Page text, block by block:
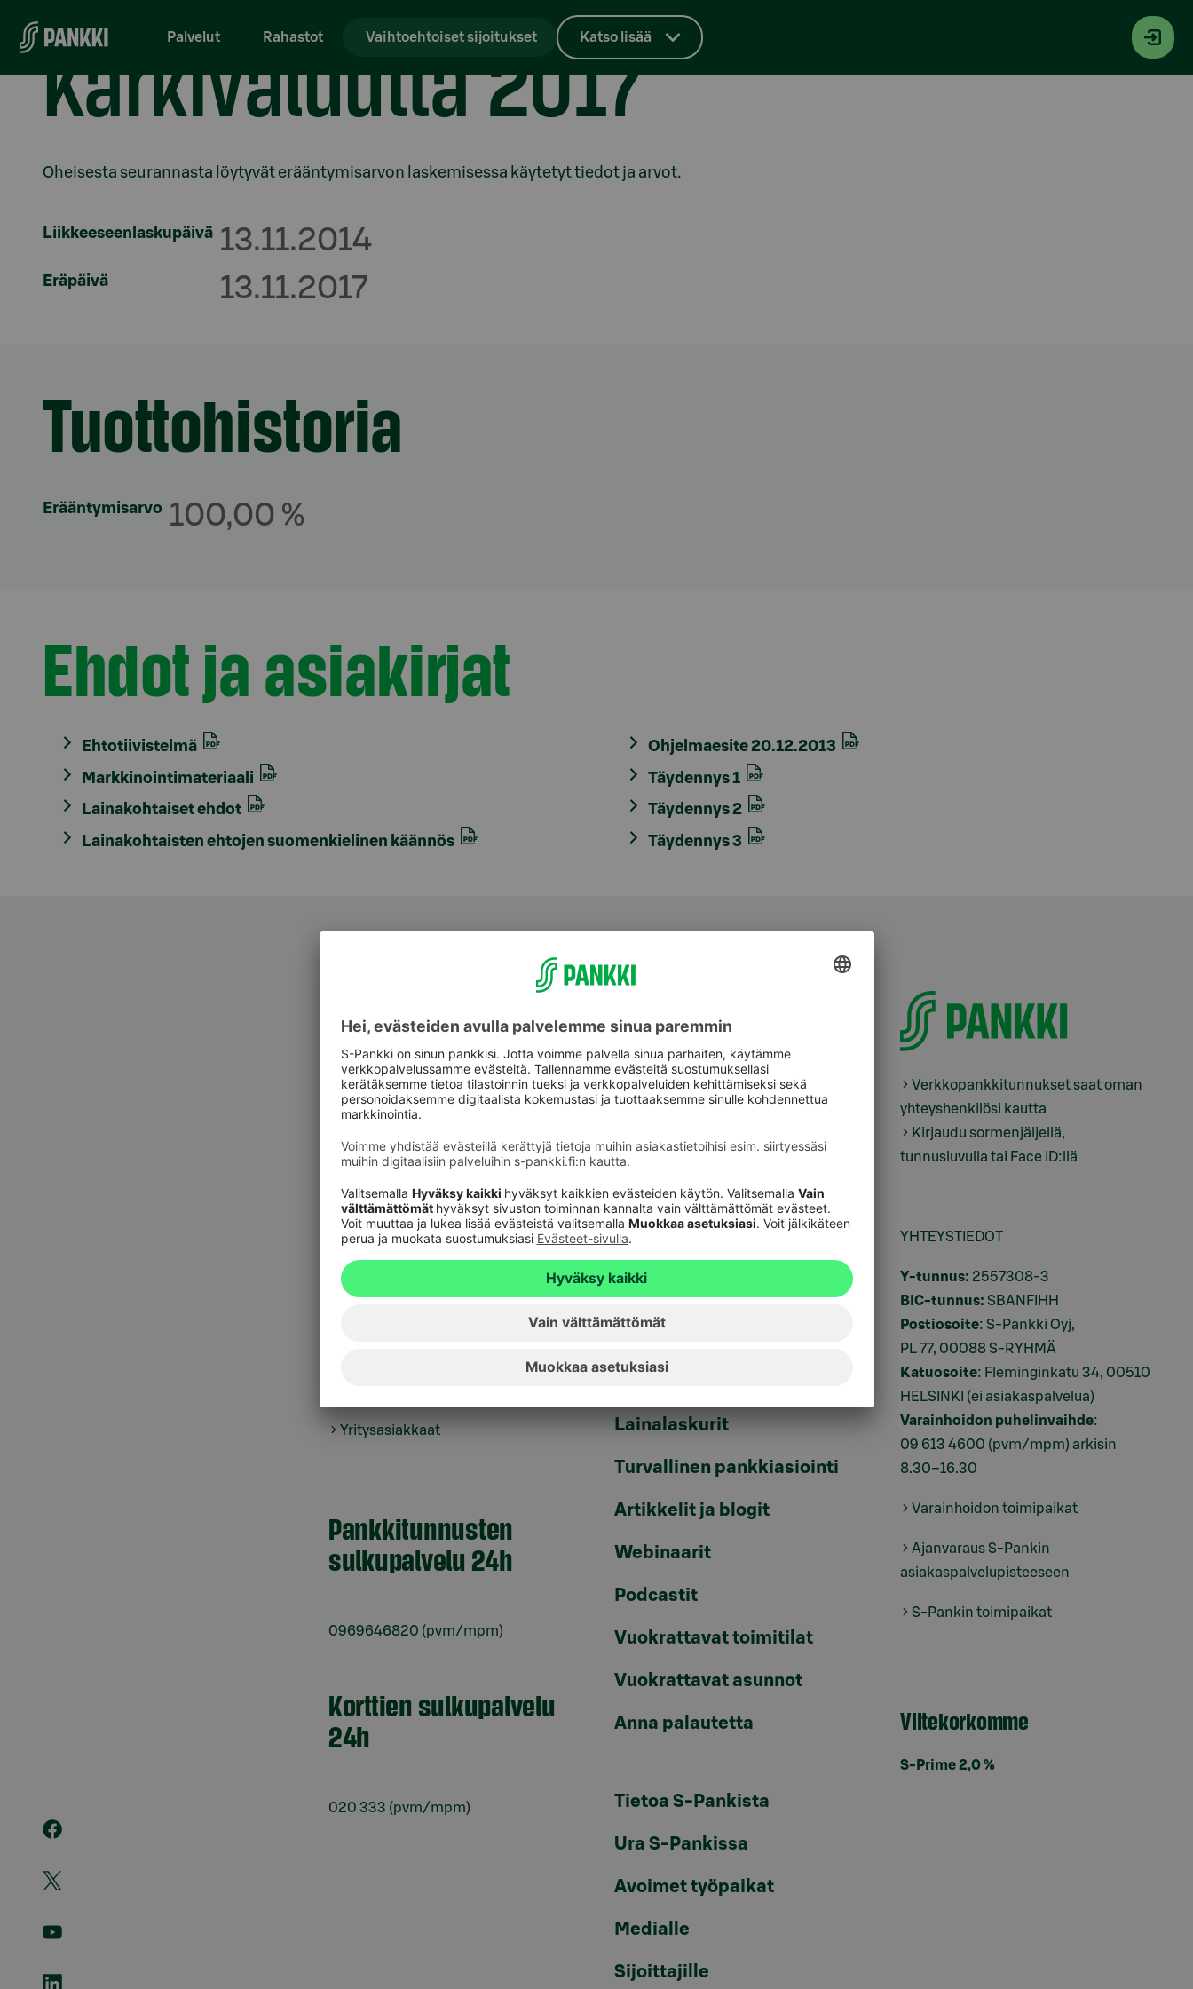
Palvelut Rahastot Vaihtoehtoiset sijoitukset Katso lisää
Kärkivaluutta 2017
Osio otsikolla
Oheisesta seurannasta löytyvät erääntymisarvon laskemisessa käytetyt tiedot ja arvot.
Liikkeeseenlaskupäivä 13.11.2014
Eräpäivä 13.11.2017
Tuottohistoria
Erääntymisarvo 100,00 %
Ehdot ja asiakirjat
Ehtotiivistelmä
Markkinointimateriaali
Lainakohtaiset ehdot
Lainakohtaisten ehtojen suomenkielinen käännös
Ohjelmaesite 20.12.2013
Täydennys 1
Täydennys 2
Täydennys 3
Asiakastuki
Private Banking -asiakkaana voit olla
suoraan yhteydessä
yksityispankkiiriisi.
Yksityispankkiirit
Yritysasiakkaat
Pankkitunnusten
sulkupalvelu 24h
0969646820 (pvm/mpm)
Korttien sulkupalvelu
24h
020 333 (pvm/mpm)
Palvelut
Rahastot
Vaihtoehtoiset sijoitukset
Tule asiakkaaksi
Lainalaskurit
Turvallinen pankkiasiointi
Artikkelit ja blogit
Webinaarit
Podcastit
Vuokrattavat toimitilat
Vuokrattavat asunnot
Anna palautetta
Tietoa S-Pankista
Ura S-Pankissa
Avoimet työpaikat
Medialle
Sijoittajille
Verkkopankkitunnukset saat oman
yhteyshenkilösi kautta
Kirjaudu sormenjäljellä,
tunnusluvulla tai Face ID:llä
YHTEYSTIEDOT
Y-tunnus: 2557308-3
BIC-tunnus: SBANFIHH
Postiosoite: S-Pankki Oyj,
PL 77, 00088 S-RYHMÄ
Katuosoite: Fleminginkatu 34, 00510
HELSINKI (ei asiakaspalvelua)
Varainhoidon puhelinvaihde:
09 613 4600 (pvm/mpm) arkisin
8.30–16.30
Varainhoidon toimipaikat
Ajanvaraus S-Pankin
asiakaspalvelupisteeseen
S-Pankin toimipaikat
Viitekorkomme
S-Prime 2,0 %